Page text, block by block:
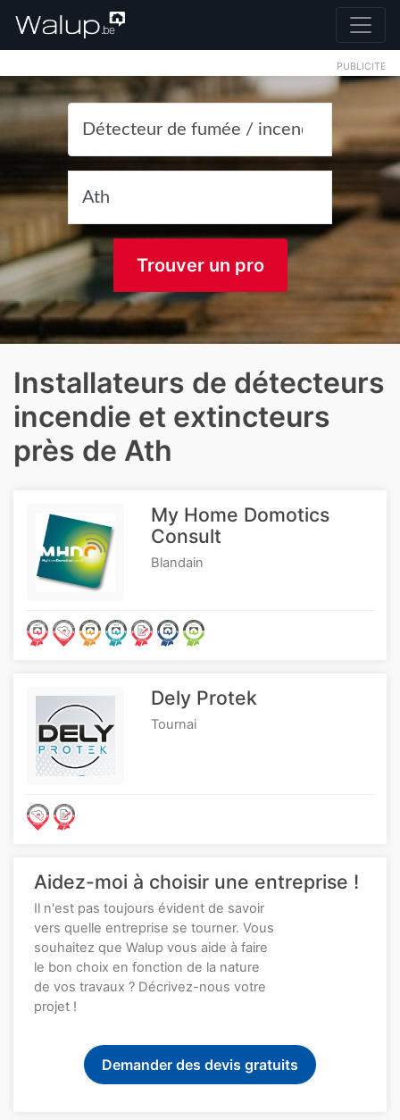
PUBLICITE
Trouver un pro
Installateurs de détecteurs
incendie et extincteurs
près de Ath
My Home Domotics
Consult
Blandain
Dely Protek
Tournai
Aidez-moi à choisir une entreprise !
Il n'est pas toujours évident de savoir
vers quelle entreprise se tourner. Vous
souhaitez que Walup vous aide à faire
le bon choix en fonction de la nature
de vos travaux ? Décrivez-nous votre
projet !
Demander des devis gratuits